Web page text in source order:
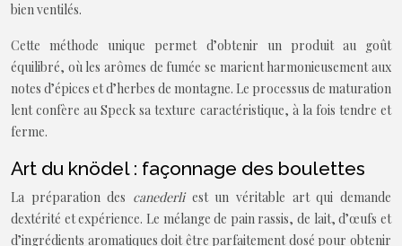
bien ventilés.
Cette méthode unique permet d’obtenir un produit au goût
équilibré, où les arômes de fumée se marient harmonieusement aux
notes d’épices et d’herbes de montagne. Le processus de maturation
lent confère au Speck sa texture caractéristique, à la fois tendre et
ferme.
Art du knödel : façonnage des boulettes
La préparation des canederli est un véritable art qui demande
dextérité et expérience. Le mélange de pain rassis, de lait, d’œufs et
d’ingrédients aromatiques doit être parfaitement dosé pour obtenir